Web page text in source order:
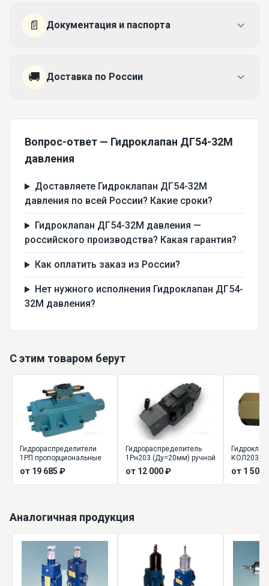
📄 Документация и паспорта
🚚 Доставка по России
Вопрос-ответ — Гидроклапан ДГ54-32М
давления
Доставляете Гидроклапан ДГ54-32М
давления по всей России? Какие сроки?
Гидроклапан ДГ54-32М давления —
российского производства? Какая гарантия?
Как оплатить заказ из России?
Нет нужного исполнения Гидроклапан ДГ54-
32М давления?
С этим товаром берут
Гидрораспределители
1РП пропорциональные
от 19 685 ₽
Гидрораспределитель
1Рн203 (Ду=20мм) ручной
от 12 000 ₽
КОЛ203,
обратные
от 1 500
Аналогичная продукция